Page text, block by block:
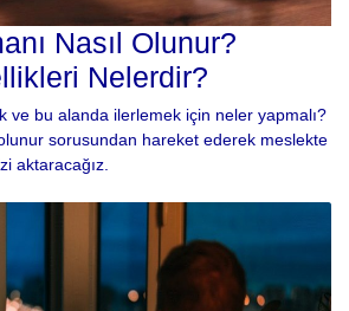
Nasıl Olunur?
Nelerdir?
ve bu alanda ilerlemek için neler yapmalı?
olunur sorusundan hareket ederek meslekte
aktaracağız.